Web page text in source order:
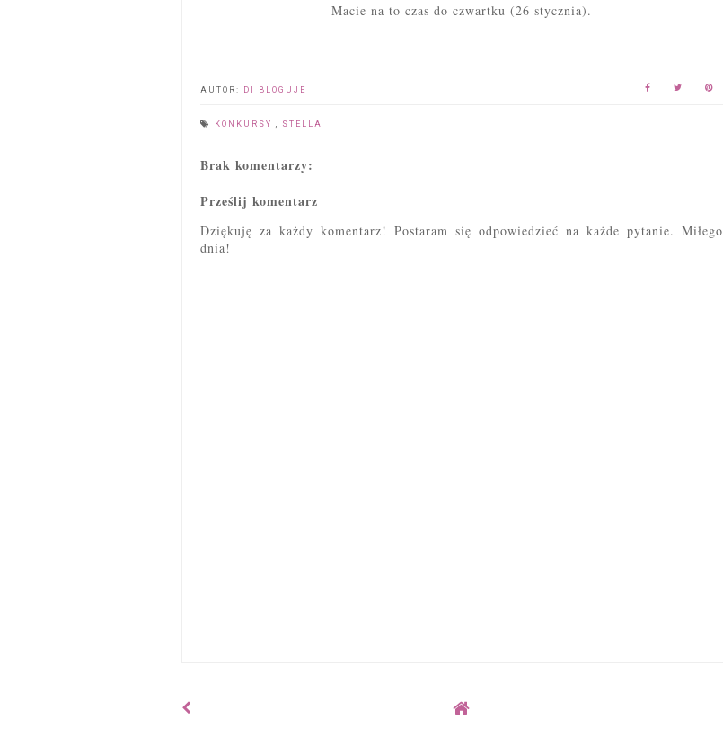
Macie na to czas do czwartku (26 stycznia).
AUTOR: DI BLOGUJE
KONKURSY , STELLA
Brak komentarzy:
Prześlij komentarz
Dziękuję za każdy komentarz! Postaram się odpowiedzieć na każde pytanie. Miłego
dnia!